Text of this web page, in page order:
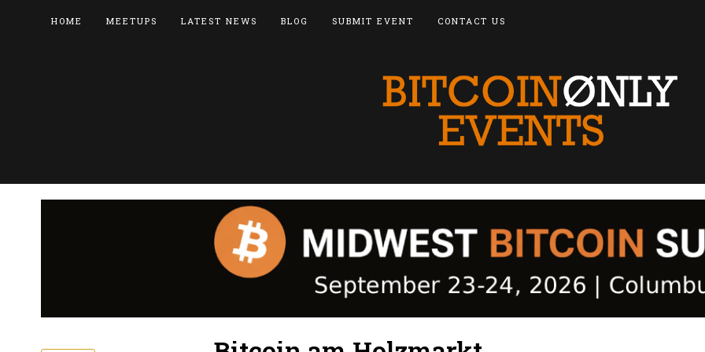
HOME MEETUPS LATEST NEWS BLOG SUBMIT EVENT CONTACT US